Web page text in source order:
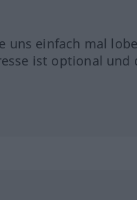
uns einfach mal
ist optional und